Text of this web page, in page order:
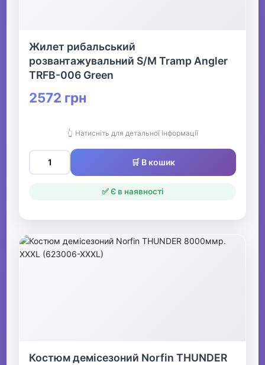
Жилет рибальський
розвантажувальний S/M Tramp Angler
TRFB-006 Green
2572 грн
👆 Натисніть для детальної інформації
🛒 В кошик
✅ Є в наявності
Костюм демісезоний Norfin THUNDER